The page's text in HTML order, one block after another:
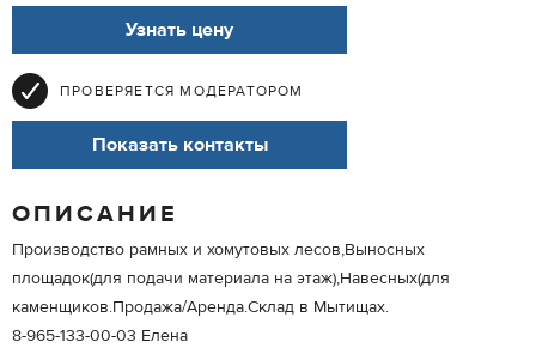
Узнать цену
ПРОВЕРЯЕТСЯ МОДЕРАТОРОМ
Показать контакты
ОПИСАНИЕ
Производство рамных и хомутовых лесов,Выносных
площадок(для подачи материала на этаж),Навесных(для
каменщиков.Продажа/Аренда.Склад в Мытищах.
8-965-133-00-03 Елена